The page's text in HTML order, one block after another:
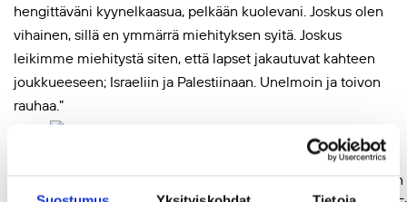
hengittäväni kyynelkaasua, pelkään kuolevani. Joskus olen
vihainen, sillä en ymmärrä miehityksen syitä. Joskus
leikimme miehitystä siten, että lapset jakautuvat kahteen
joukkueeseen; Israeliin ja Palestiinaan. Unelmoin ja toivon
rauhaa.”
Anas, 12: ”Elämä Aidan leirissä on hyvää ja huonoa
samanaikaisesti. Kun kuulen levottomuuksista ja haistan